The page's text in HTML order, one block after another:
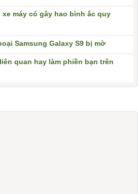
máy có gây hao bình ắc quy
Samsung Galaxy S9 bị mờ
quan hay làm phiền bạn trên